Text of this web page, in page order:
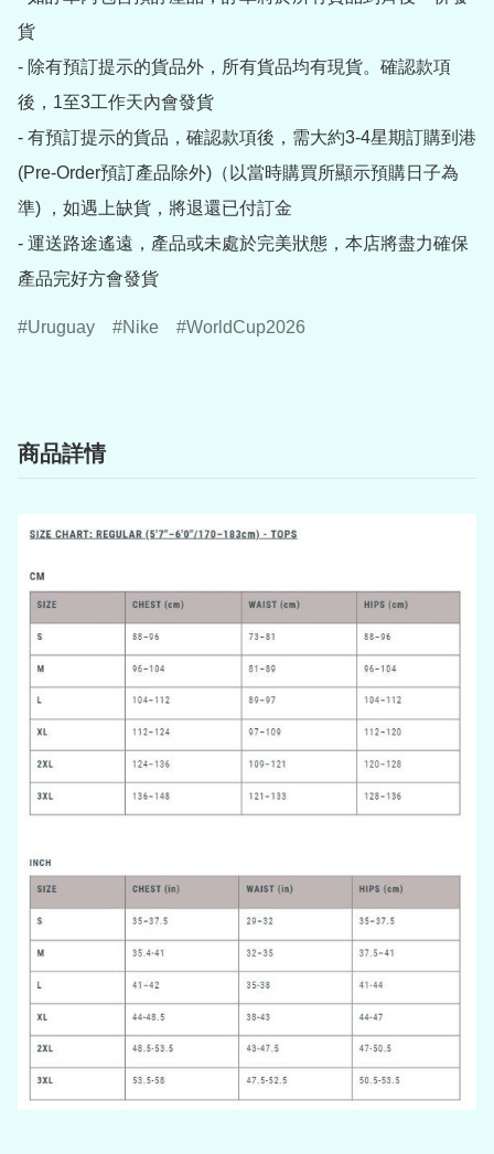
貨
- 除有預訂提示的貨品外，所有貨品均有現貨。確認款項
後，1至3工作天內會發貨
- 有預訂提示的貨品，確認款項後，需大約3-4星期訂購到港
(Pre-Order預訂產品除外)（以當時購買所顯示預購日子為
準) ，如遇上缺貨，將退還已付訂金
- 運送路途遙遠，產品或未處於完美狀態，本店將盡力確保
產品完好方會發貨
Uruguay Nike WorldCup2026
商品詳情